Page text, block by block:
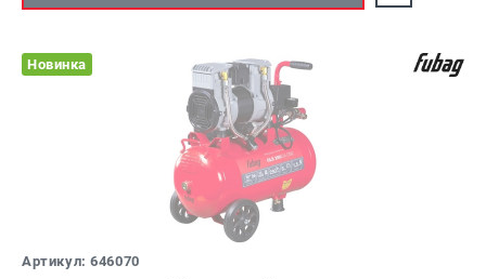
Новинка
Артикул: 646070